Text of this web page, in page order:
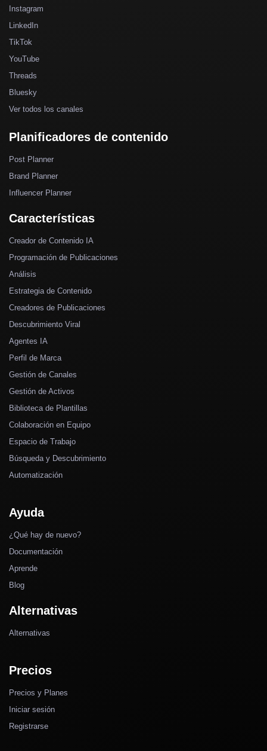
Instagram
LinkedIn
TikTok
YouTube
Threads
Bluesky
Ver todos los canales
Planificadores de contenido
Post Planner
Brand Planner
Influencer Planner
Características
Creador de Contenido IA
Programación de Publicaciones
Análisis
Estrategia de Contenido
Creadores de Publicaciones
Descubrimiento Viral
Agentes IA
Perfil de Marca
Gestión de Canales
Gestión de Activos
Biblioteca de Plantillas
Colaboración en Equipo
Espacio de Trabajo
Búsqueda y Descubrimiento
Automatización
Ayuda
¿Qué hay de nuevo?
Documentación
Aprende
Blog
Alternativas
Alternativas
Precios
Precios y Planes
Iniciar sesión
Registrarse